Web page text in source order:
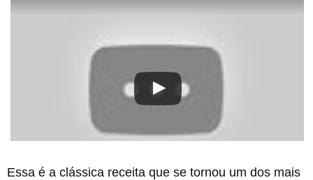
Essa é a clássica receita que se tornou um dos mais